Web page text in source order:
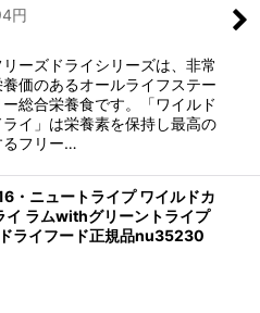
円
ーズドライシリーズは、非常
価のあるオールライフステー
総合栄養食です。「ワイルド
イ」は栄養素を保持し最高の
るフリー…
・ニュートライプ ワイルドカ
イ ラムwithグリーントライプ
ライフード正規品nu35230